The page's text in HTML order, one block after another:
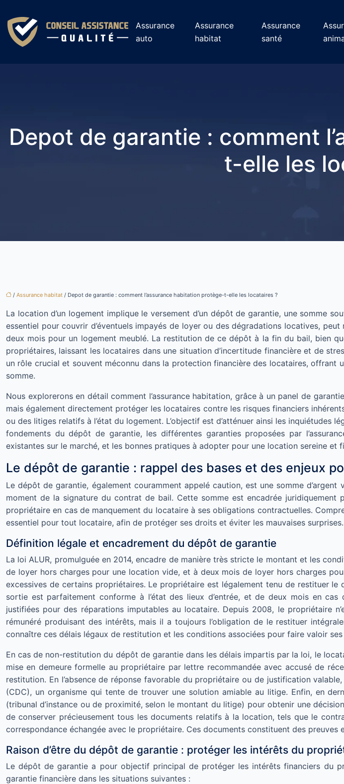
Assurance
auto
Assurance
habitat
Assurance
santé
Depot de garantie : comment
t-elle les
/ Assurance habitat / Depot de garantie : comment l’assurance habitation protège-t-elle les locataires ?
La location d’un logement implique le versement d’un dépôt de garantie, une somme
essentiel pour couvrir d’éventuels impayés de loyer ou des dégradations locatives,
deux mois pour un logement meublé. La restitution de ce dépôt à la fin du bail, bien
propriétaires, laissant les locataires dans une situation d’incertitude financière et de
un rôle crucial et souvent méconnu dans la protection financière des locataires,
somme.
Nous explorerons en détail comment l’assurance habitation, grâce à un panel de
mais également directement protéger les locataires contre les risques financiers
ou des litiges relatifs à l’état du logement. L’objectif est d’atténuer ainsi les
fondements du dépôt de garantie, les différentes garanties proposées par
existantes sur le marché, et les bonnes pratiques à adopter pour une location sereine et
Le dépôt de garantie : rappel des bases et des enjeux
Le dépôt de garantie, également couramment appelé caution, est une somme
moment de la signature du contrat de bail. Cette somme est encadrée
propriétaire en cas de manquement du locataire à ses obligations contractuelles.
essentiel pour tout locataire, afin de protéger ses droits et éviter les mauvaises surprises.
Définition légale et encadrement du dépôt de garantie
La loi ALUR, promulguée en 2014, encadre de manière très stricte le montant et les
de loyer hors charges pour une location vide, et à deux mois de loyer hors charges
excessives de certains propriétaires. Le propriétaire est légalement tenu de restituer
sortie est parfaitement conforme à l’état des lieux d’entrée, et de deux mois en
justifiées pour des réparations imputables au locataire. Depuis 2008, le propriétaire
rémunéré produisant des intérêts, mais il a toujours l’obligation de le restituer
connaître ces délais légaux de restitution et les conditions associées pour faire valoir
En cas de non-restitution du dépôt de garantie dans les délais impartis par la loi, le
mise en demeure formelle au propriétaire par lettre recommandée avec accusé de
restitution. En l’absence de réponse favorable du propriétaire ou de justification
(CDC), un organisme qui tente de trouver une solution amiable au litige. Enfin, en
(tribunal d’instance ou de proximité, selon le montant du litige) pour obtenir une
de conserver précieusement tous les documents relatifs à la location, tels que le
correspondance échangée avec le propriétaire. Ces documents constituent des
Raison d’être du dépôt de garantie : protéger les intérêts du
Le dépôt de garantie a pour objectif principal de protéger les intérêts financiers du
garantie financière dans les situations suivantes :